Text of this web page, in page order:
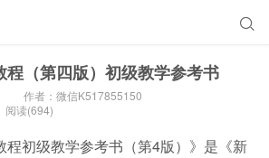

程（第四版）初级教学参考书
作者：微信K517855150
阅读(694)
程初级教学参考书（第4版）》是《新